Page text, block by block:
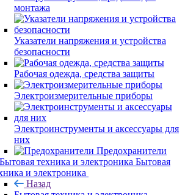
монтажа
Указатели напряжения и устройства
безопасности
Рабочая одежда, средства защиты
Электроизмерительные приборы
Электроинструменты и аксессуары для
них
Предохранители
Бытовая
и электроника
Назад